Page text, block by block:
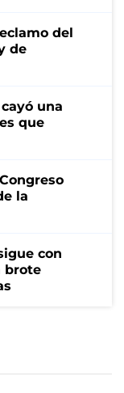
del
de
una
que
la
con
brote